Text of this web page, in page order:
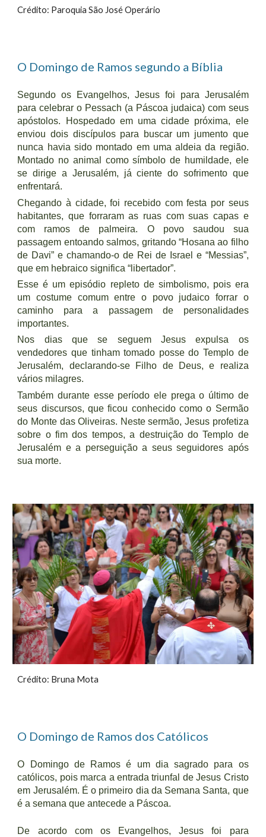
Crédito: Paroquia São José Operário
O Domingo de Ramos segundo a Bíblia
Segundo os Evangelhos, Jesus foi para Jerusalém
para celebrar o Pessach (a Páscoa judaica) com seus
apóstolos. Hospedado em uma cidade próxima, ele
enviou dois discípulos para buscar um jumento que
nunca havia sido montado em uma aldeia da região.
Montado no animal como símbolo de humildade, ele
se dirige a Jerusalém, já ciente do sofrimento que
enfrentará.
Chegando à cidade, foi recebido com festa por seus
habitantes, que forraram as ruas com suas capas e
com ramos de palmeira. O povo saudou sua
passagem entoando salmos, gritando “Hosana ao filho
de Davi” e chamando-o de Rei de Israel e “Messias”,
que em hebraico significa “libertador”.
Esse é um episódio repleto de simbolismo, pois era
um costume comum entre o povo judaico forrar o
caminho para a passagem de personalidades
importantes.
Nos dias que se seguem Jesus expulsa os
vendedores que tinham tomado posse do Templo de
Jerusalém, declarando-se Filho de Deus, e realiza
vários milagres.
Também durante esse período ele prega o último de
seus discursos, que ficou conhecido como o Sermão
do Monte das Oliveiras. Neste sermão, Jesus profetiza
sobre o fim dos tempos, a destruição do Templo de
Jerusalém e a perseguição a seus seguidores após
sua morte.
Crédito: Bruna Mota
O Domingo de Ramos dos Católicos
O Domingo de Ramos é um dia sagrado para os
católicos, pois marca a entrada triunfal de Jesus Cristo
em Jerusalém. É o primeiro dia da Semana Santa, que
é a semana que antecede a Páscoa.
De acordo com os Evangelhos, Jesus foi para